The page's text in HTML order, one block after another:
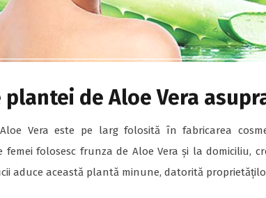
de Aloe Vera
Vera este pe larg folosită în fabricarea
femei folosesc frunza de Aloe Vera și la domiciliu,
aduce această plantă minune, datorită